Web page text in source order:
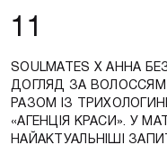
11
SOULMATES X АННА
ДОГЛЯД ЗА ВОЛОССЯМ
РАЗОМ ІЗ
«АГЕНЦІЯ КРАСИ». У
НАЙАКТУАЛЬНІШІ